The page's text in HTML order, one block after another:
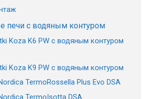
печи с водяным контуром
Koza K6 PW с водяным контуром
Koza K9 PW с водяным контуром
TermoRossella Plus Evo DSA
TermoIsotta DSA